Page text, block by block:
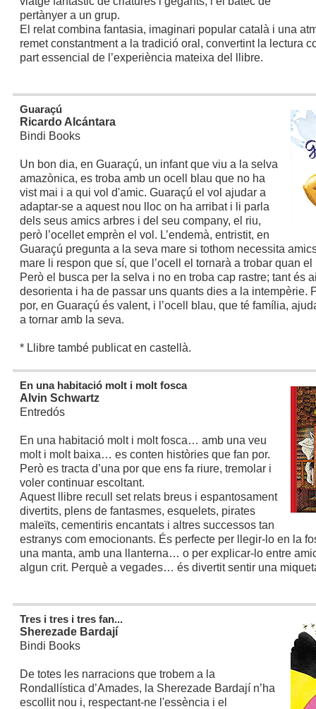
pertànyer a un grup.
El relat combina fantasia, imaginari popular català i una
remet constantment a la tradició oral, convertint la lectura
part essencial de l’experiència mateixa del llibre.
Guaraçú
Ricardo Alcántara
Bindi Books
Un bon dia, en Guaraçú, un infant que viu a la selva
amazònica, es troba amb un ocell blau que no ha
vist mai i a qui vol d'amic. Guaraçú el vol ajudar a
adaptar-se a aquest nou lloc on ha arribat i li parla
dels seus amics arbres i del seu company, el riu,
però l’ocellet emprèn el vol. L’endemà, entristit, en
Guaraçú pregunta a la seva mare si tothom necessita
mare li respon que sí, que l’ocell el tornarà a trobar quan
Però el busca per la selva i no en troba cap rastre; tant és
desorienta i ha de passar uns quants dies a la intempèrie.
por, en Guaraçú és valent, i l’ocell blau, que té família,
a tornar amb la seva.
* Llibre també publicat en castellà.
En una habitació molt i molt fosca
Alvin Schwartz
Entredós
En una habitació molt i molt fosca… amb una veu
molt i molt baixa… es conten històries que fan por.
Però es tracta d’una por que ens fa riure, tremolar i
voler continuar escoltant.
Aquest llibre recull set relats breus i espantosament
divertits, plens de fantasmes, esquelets, pirates
maleïts, cementiris encantats i altres successos tan
estranys com emocionants. És perfecte per llegir-lo en la
una manta, amb una llanterna… o per explicar-lo entre
algun crit. Perquè a vegades… és divertit sentir una
Tres i tres i tres fan...
Sherezade Bardají
Bindi Books
De totes les narracions que trobem a la
Rondallística d’Amades, la Sherezade Bardají n’ha
escollit nou i, respectant-ne l'essència i el